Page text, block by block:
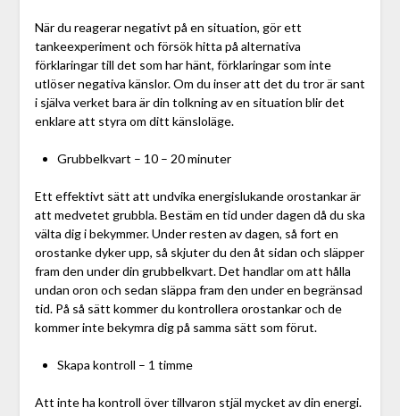
När du reagerar negativt på en situation, gör ett
tankeexperiment och försök hitta på alternativa
förklaringar till det som har hänt, förklaringar som inte
utlöser negativa känslor. Om du inser att det du tror är sant
i själva verket bara är din tolkning av en situation blir det
enklare att styra om ditt känsloläge.
Grubbelkvart – 10 – 20 minuter
Ett effektivt sätt att undvika energislukande orostankar är
att medvetet grubbla. Bestäm en tid under dagen då du ska
välta dig i bekymmer. Under resten av dagen, så fort en
orostanke dyker upp, så skjuter du den åt sidan och släpper
fram den under din grubbelkvart. Det handlar om att hålla
undan oron och sedan släppa fram den under en begränsad
tid. På så sätt kommer du kontrollera orostankar och de
kommer inte bekymra dig på samma sätt som förut.
Skapa kontroll – 1 timme
Att inte ha kontroll över tillvaron stjäl mycket av din energi.